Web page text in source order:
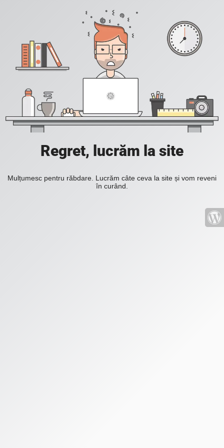
Regret, lucrăm la site
Mulțumesc pentru răbdare. Lucrăm câte ceva la site și vom reveni
în curând.